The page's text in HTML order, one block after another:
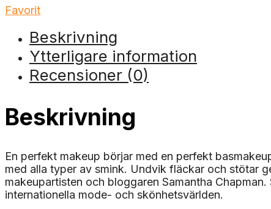
Favorit
Beskrivning
Ytterligare information
Recensioner (0)
Beskrivning
En perfekt makeup börjar med en perfekt
med alla typer av smink. Undvik fläckar och stötar
makeupartisten och bloggaren Samantha
internationella mode- och skönhetsvärlden.